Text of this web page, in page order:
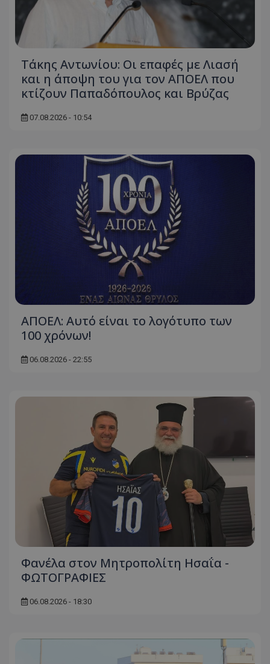
Τάκης Αντωνίου: Οι επαφές με Λιασή
και η άποψη του για τον ΑΠΟΕΛ που
κτίζουν Παπαδόπουλος και Βρύζας
07.08.2026 - 10:54
ΑΠΟΕΛ: Αυτό είναι το λογότυπο των
100 χρόνων!
06.08.2026 - 22:55
Φανέλα στον Μητροπολίτη Ησαΐα -
ΦΩΤΟΓΡΑΦΙΕΣ
06.08.2026 - 18:30